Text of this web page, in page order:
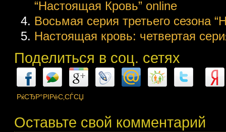
“Настоящая Кровь” online
Восьмая серия третьего сезона
Настоящая кровь: четвертая
Поделиться в соц. сетях
РќСЂР°РІРёС‚СЃСЏ
Оставьте свой комментарий